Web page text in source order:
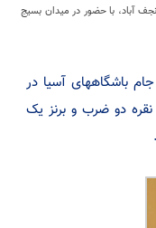
آباد، با حضور در میدان بسیج
باشگاههای آسیا در
نقره دو ضرب و برنز یک